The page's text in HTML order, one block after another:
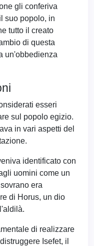
gli conferiva
suo popolo, in
tutto il creato
di questa
un'obbedienza
esseri
sul popolo egizio.
in vari aspetti del
identificato con
uomini come un
era
di Horus, un dio
di realizzare
Isefet, il